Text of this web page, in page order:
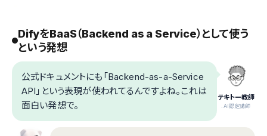
DifyをBaaS（Backend as a Service）として使う
という発想
テキトー教師
.AI認定講師
公式ドキュメントにも「Backend-as-a-Service
API」という表現が使われてるんですよね。これは
面白い発想で。